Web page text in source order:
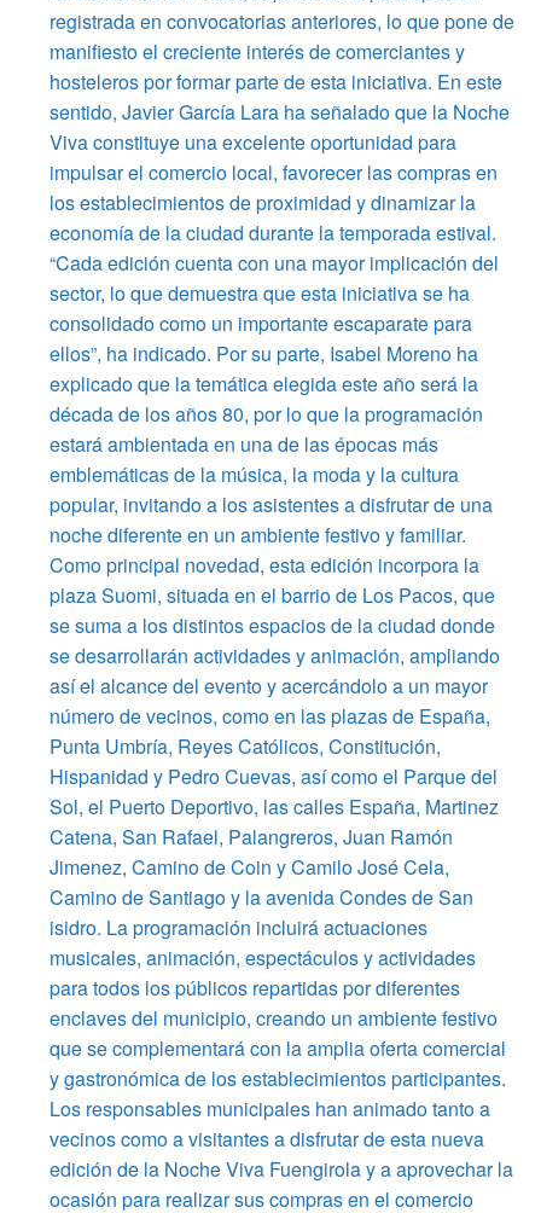
registrada en convocatorias anteriores, lo que pone de
manifiesto el creciente interés de comerciantes y
hosteleros por formar parte de esta iniciativa. En este
sentido, Javier García Lara ha señalado que la Noche
Viva constituye una excelente oportunidad para
impulsar el comercio local, favorecer las compras en
los establecimientos de proximidad y dinamizar la
economía de la ciudad durante la temporada estival.
“Cada edición cuenta con una mayor implicación del
sector, lo que demuestra que esta iniciativa se ha
consolidado como un importante escaparate para
ellos”, ha indicado. Por su parte, Isabel Moreno ha
explicado que la temática elegida este año será la
década de los años 80, por lo que la programación
estará ambientada en una de las épocas más
emblemáticas de la música, la moda y la cultura
popular, invitando a los asistentes a disfrutar de una
noche diferente en un ambiente festivo y familiar.
Como principal novedad, esta edición incorpora la
plaza Suomi, situada en el barrio de Los Pacos, que
se suma a los distintos espacios de la ciudad donde
se desarrollarán actividades y animación, ampliando
así el alcance del evento y acercándolo a un mayor
número de vecinos, como en las plazas de España,
Punta Umbría, Reyes Católicos, Constitución,
Hispanidad y Pedro Cuevas, así como el Parque del
Sol, el Puerto Deportivo, las calles España, Martinez
Catena, San Rafael, Palangreros, Juan Ramón
Jimenez, Camino de Coin y Camilo José Cela,
Camino de Santiago y la avenida Condes de San
isidro. La programación incluirá actuaciones
musicales, animación, espectáculos y actividades
para todos los públicos repartidas por diferentes
enclaves del municipio, creando un ambiente festivo
que se complementará con la amplia oferta comercial
y gastronómica de los establecimientos participantes.
Los responsables municipales han animado tanto a
vecinos como a visitantes a disfrutar de esta nueva
edición de la Noche Viva Fuengirola y a aprovechar la
ocasión para realizar sus compras en el comercio